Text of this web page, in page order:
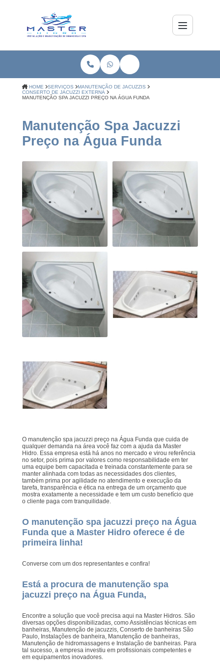
HOME SERVIÇOS
MANUTENÇÃO DE JACUZZIS
CONSERTO DE JACUZZI EXTERNA
MANUTENÇÃO SPA JACUZZI PREÇO NA ÁGUA FUNDA
Manutenção Spa Jacuzzi
Preço na Água Funda
O manutenção spa jacuzzi preço na Água Funda que cuida de
qualquer demanda na área você faz com a ajuda da Master
Hidro. Essa empresa está há anos no mercado e virou referência
no setor, pois prima por valores como responsabilidade em ter
uma equipe bem capacitada e treinada constantemente para se
manter alinhada com todas as necessidades dos clientes,
também prima por agilidade no atendimento e execução da
tarefa, transparência e ética na entrega de um orçamento que
mostra exatamente a necessidade e tem um custo benefício que
o cliente paga com tranquilidade.
O manutenção spa jacuzzi preço na Água
Funda que a Master Hidro oferece é de
primeira linha!
Converse com um dos representantes e confira!
Está a procura de manutenção spa
jacuzzi preço na Água Funda,
Encontre a solução que você precisa aqui na Master Hidros. São
diversas opções disponibilizadas, como Assistências técnicas em
banheiras, Manutenção de jacuzzis, Conserto de banheiras São
Paulo, Instalações de banheira, Manutenção de banheiras,
Manutenção de hidromassagens e Instalação de banheiras. Para
tal sucesso, a empresa investiu em profissionais competentes e
em equipamentos inovadores.